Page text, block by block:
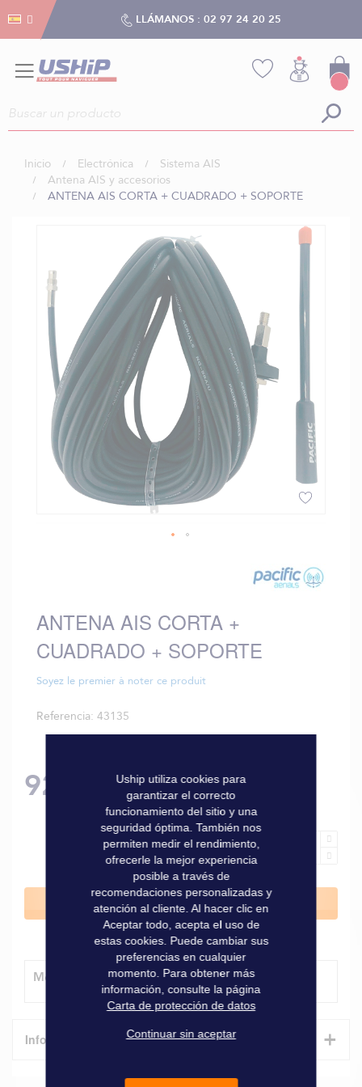
LLÁMANOS : 02 97 24 20 25
Inicio Electrónica
Sistema AIS
Antena AIS y accesorios
ANTENA AIS CORTA + CUADRADO + SOPORTE
de
galería
imágenes
la
galería
de
ANTENA AIS CORTA +
CUADRADO + SOPORTE
Soyez le premier à noter ce produit
Referencia 43135
92,00 €
Añadir al carrito
Método de entrega
Informaciones técnicas +
Gestión de cookies
Uship utiliza cookies para
garantizar el correcto
funcionamiento del sitio y una
seguridad óptima. También nos
permiten medir el rendimiento,
ofrecerle la mejor experiencia
posible a través de
recomendaciones personalizadas y
atención al cliente. Al hacer clic en
Aceptar todo, acepta el uso de
estas cookies. Puede cambiar sus
preferencias en cualquier
momento. Para obtener más
información, consulte la página
Carta de protección de datos
Continuar sin aceptar
Gestión de cookies